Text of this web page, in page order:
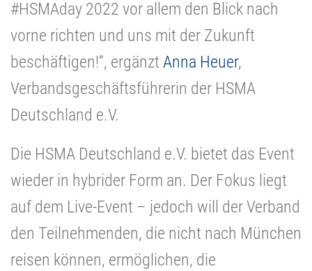
#HSMAday 2022 vor allem den Blick nach
vorne richten und uns mit der Zukunft
beschäftigen!“, ergänzt Anna Heuer,
Verbandsgeschäftsführerin der HSMA
Deutschland e.V.
Die HSMA Deutschland e.V. bietet das Event
wieder in hybrider Form an. Der Fokus liegt
auf dem Live-Event – jedoch will der Verband
den Teilnehmenden, die nicht nach München
reisen können, ermöglichen, die